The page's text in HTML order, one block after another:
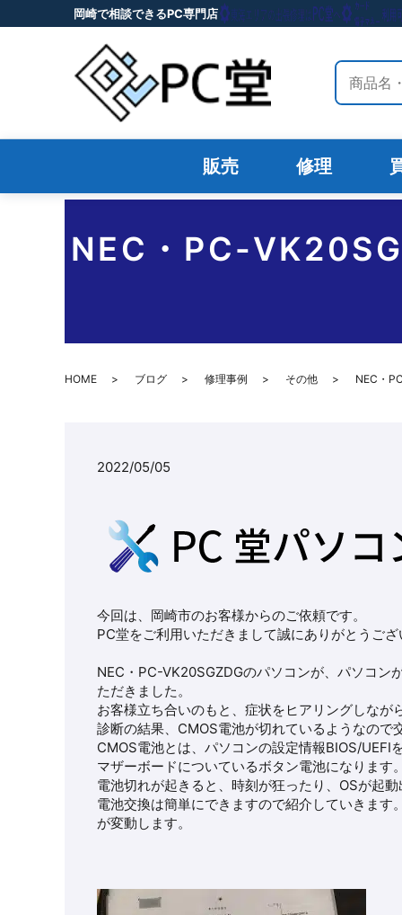
岡崎で相談できるPC専門店
サイト内
販売 修理
NEC・PC-
HOME ブログ 修理事例 その他 NEC・
2022/05/05
今回は、岡崎市のお客様からのご依頼です。
PC堂をご利用いただきまして誠にありがとうござ
NEC・PC-VK20SGZDGのパソコンが、パソコン
ただきました。
お客様立ち合いのもと、症状をヒアリングしなが
診断の結果、CMOS電池が切れているようなので
CMOS電池とは、パソコンの設定情報BIOS/UEFI
マザーボードについているボタン電池になりま
電池切れが起きると、時刻が狂ったり、OSが起動
電池交換は簡単にできますので紹介していきま
が変動します。